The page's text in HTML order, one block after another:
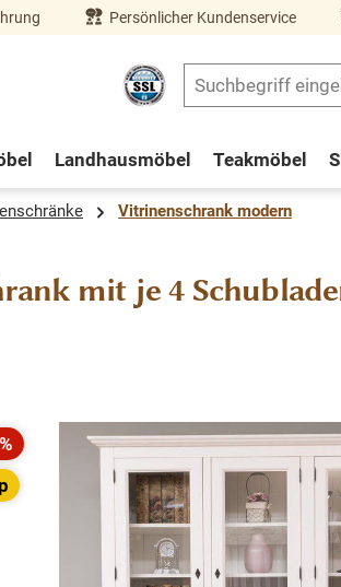
springen
Persönlicher Kundenservice
Landhausmöbel Teakmöbel
Vitrinenschrank modern
mit je 4